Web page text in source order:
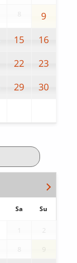
8
9
15
16
22
23
29
30
Sa Su
2
8 9